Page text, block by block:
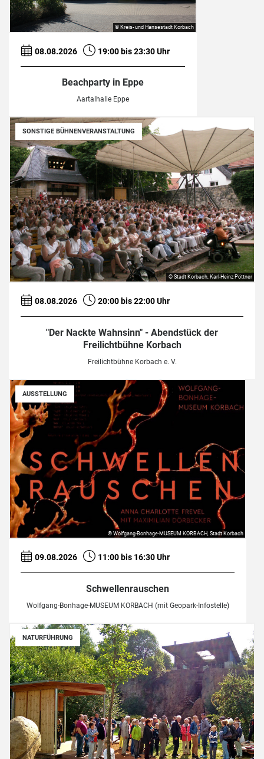
08.08.2026 19:00 bis 23:30 Uhr
Beachparty in Eppe
Aartalhalle Eppe
© Kreis- und Hansestadt Korbach
08.08.2026 20:00 bis 22:00 Uhr
"Der Nackte Wahnsinn" - Abendstück der
Freilichtbühne Korbach
Freilichtbühne Korbach e. V.
SONSTIGE BÜHNENVERANSTALTUNG
© Stadt Korbach, Karl-Heinz Pöttner
09.08.2026 11:00 bis 16:30 Uhr
Schwellenrauschen
Wolfgang-Bonhage-MUSEUM KORBACH (mit Geopark-Infostelle)
AUSSTELLUNG
© Wolfgang-Bonhage-MUSEUM KORBACH, Stadt Korbach
NATURFÜHRUNG